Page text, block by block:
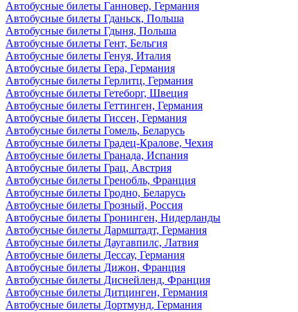
Автобусные билеты Ганновер, Германия
Автобусные билеты Гданьск, Польша
Автобусные билеты Гдыня, Польша
Автобусные билеты Гент, Бельгия
Автобусные билеты Генуя, Италия
Автобусные билеты Гера, Германия
Автобусные билеты Герлитц, Германия
Автобусные билеты Гетеборг, Швеция
Автобусные билеты Геттинген, Германия
Автобусные билеты Гиссен, Германия
Автобусные билеты Гомель, Беларусь
Автобусные билеты Градец-Кралове, Чехия
Автобусные билеты Гранада, Испания
Автобусные билеты Грац, Австрия
Автобусные билеты Гренобль, Франция
Автобусные билеты Гродно, Беларусь
Автобусные билеты Грозный, Россия
Автобусные билеты Гронинген, Нидерланды
Автобусные билеты Дармштадт, Германия
Автобусные билеты Даугавпилс, Латвия
Автобусные билеты Дессау, Германия
Автобусные билеты Дижон, Франция
Автобусные билеты Диснейленд, Франция
Автобусные билеты Дитцинген, Германия
Автобусные билеты Дортмунд, Германия